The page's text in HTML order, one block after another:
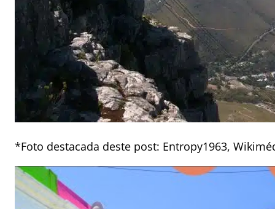
*Foto destacada deste post: Entropy1963,